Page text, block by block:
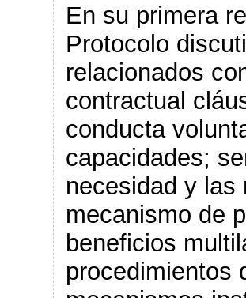
En su primera
Protocolo
relacionados
contractual
conducta
capacidades;
necesidad y las
mecanismo de
beneficios
procedimientos